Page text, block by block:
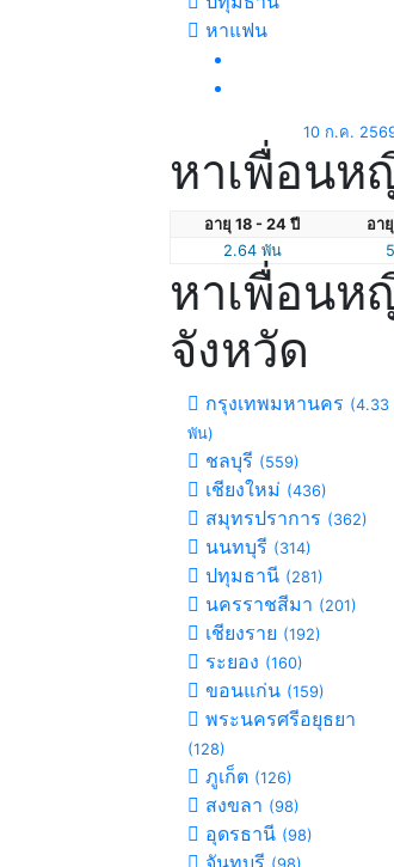
หาแฟน
10 ก.ค.
หาเพื่อนห
อายุ 18 - 24 ปี อา
2.64 พัน
หาเพื่อนห
จังหวัด
กรุงเทพมหานคร (4.33
พัน)
ชลบุรี (559)
เชียงใหม่ (436)
สมุทรปราการ (362)
นนทบุรี (314)
ปทุมธานี (281)
นครราชสีมา (201)
เชียงราย (192)
ระยอง (160)
ขอนแก่น (159)
พระนครศรีอยุธยา
(128)
ภูเก็ต (126)
สงขลา (98)
อุดรธานี (98)
จันทบุรี